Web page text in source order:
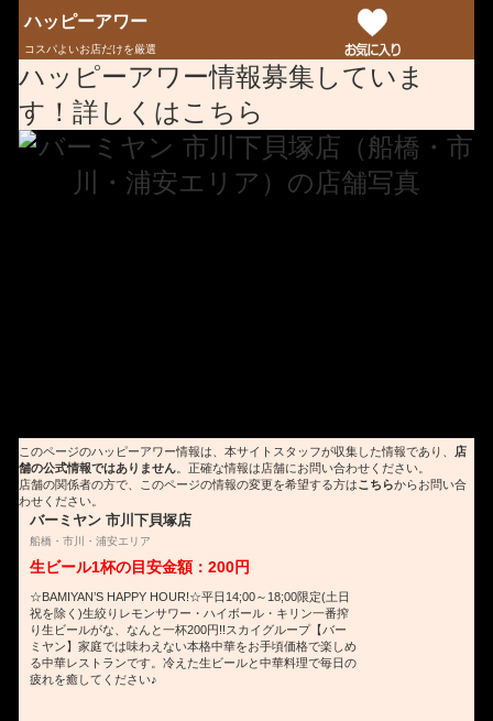
ハッピーアワー
コスパよいお店だけを厳選
ハッピーアワー情報募集していま
す！詳しくはこちら
このページのハッピーアワー情報は、本サイトスタッフが収集した情報であり、 店
舗の公式情報ではありません 。正確な情報は店舗にお問い合わせください。
店舗の関係者の方で、このページの情報の変更を希望する方はこちらからお問い合
わせください。
バーミヤン 市川下貝塚店
船橋・市川・浦安エリア
生ビール1杯の目安金額：200円
☆BAMIYAN’S HAPPY HOUR!☆平日14;00～18;00限定(土日
祝を除く)生絞りレモンサワー・ハイボール・キリン一番搾
り生ビールがな、なんと一杯200円!!スカイグループ【バー
ミヤン】家庭では味わえない本格中華をお手頃価格で楽しめ
る中華レストランです。冷えた生ビールと中華料理で毎日の
疲れを癒してください♪